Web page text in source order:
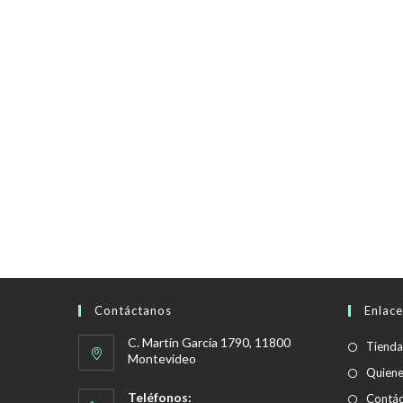
Contáctanos
C. Martín García 1790, 11800
Montevideo
Teléfonos:
Tienda